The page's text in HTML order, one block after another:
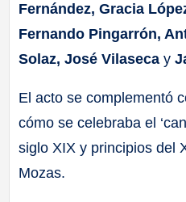
Fernández, Gracia
Fernando Pingarrón,
Solaz, José Vilaseca y
El acto se complementó
cómo se celebraba el
siglo XIX y principios del
Mozas.